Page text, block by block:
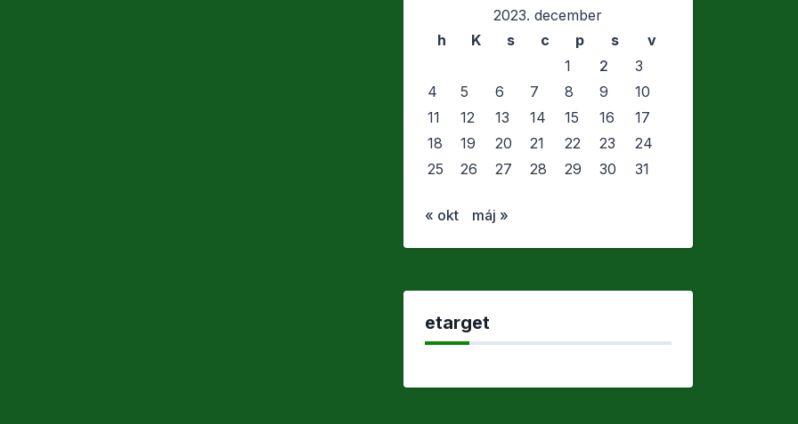
2023. december
h
K s c p s
v
1
2
3
4
5 6 7 8 9
10
11
12 13 14 15 16
17
18
19 20 21 22 23
24
25
26 27 28 29 30 31
« okt máj »
etarget